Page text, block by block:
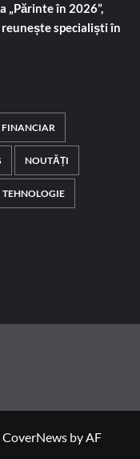
„Părinte în 2026”,
specialiști în
FINANCIAR
NOUTĂȚI
TEHNOLOGIE
CoverNews by AF